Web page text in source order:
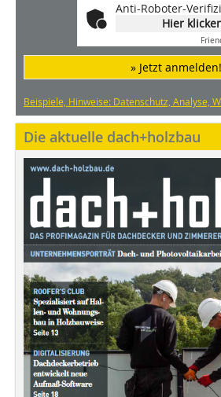
Anti-Roboter-
Hier
» Jetzt anmelden!
Beispiele, Hinweise: Datenschutz, Analyse,
Die aktuelle dach+holzbau